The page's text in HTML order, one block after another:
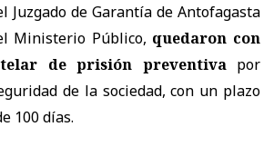
Juzgado de Garantía de Antofagasta
Ministerio Público, quedaron con
de prisión preventivapor
de la sociedad, con un plazo
100 días.